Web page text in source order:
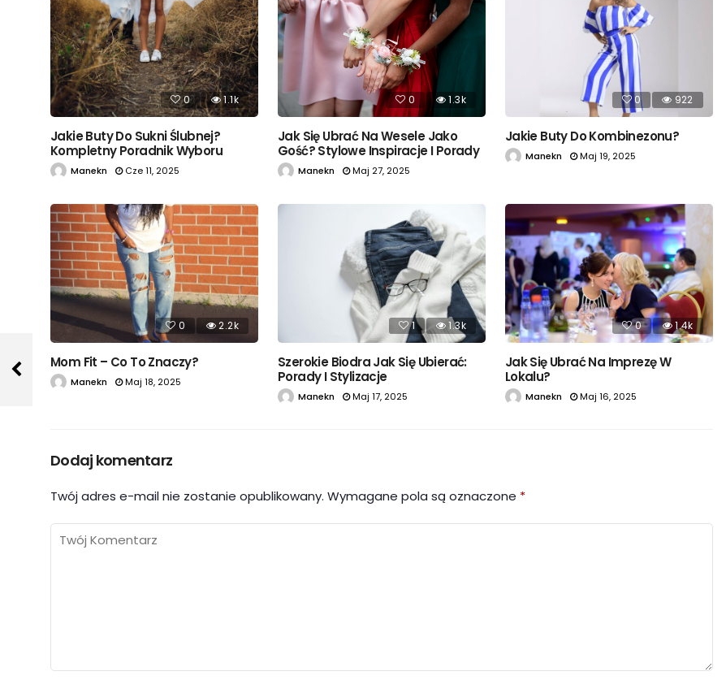
0 1.1k
Jakie Buty Do Sukni Ślubnej?
Kompletny Poradnik Wyboru
Manekn Cze 11, 2025
0 1.3k
Jak Się Ubrać Na Wesele Jako
Gość? Stylowe Inspiracje I Porady
Manekn Maj 27, 2025
0 922
Jakie Buty Do Kombinezonu?
Manekn Maj 19, 2025
0 2.2k
Mom Fit – Co To Znaczy?
Manekn Maj 18, 2025
1 1.3k
Szerokie Biodra Jak Się Ubierać:
Porady I Stylizacje
Manekn Maj 17, 2025
0 1.4k
Jak Się Ubrać Na Imprezę W
Lokalu?
Manekn Maj 16, 2025
Dodaj komentarz
Twój adres e-mail nie zostanie opublikowany. Wymagane pola są oznaczone *